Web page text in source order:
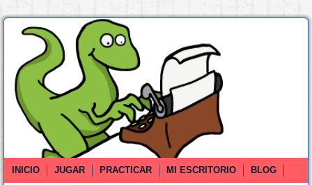
INICIO JUGAR PRACTICAR MI ESCRITORIO
BLOG